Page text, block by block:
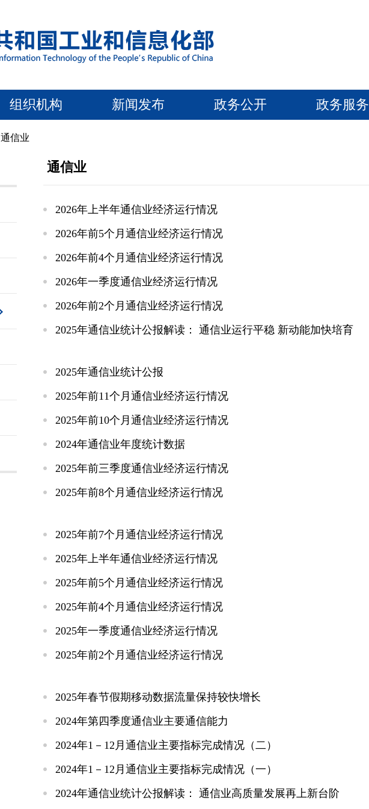
组织机构 新闻发布 政务公开 政务服务
通信业
通信业
2026年上半年通信业经济运行情况
2026年前5个月通信业经济运行情况
2026年前4个月通信业经济运行情况
2026年一季度通信业经济运行情况
2026年前2个月通信业经济运行情况
2025年通信业统计公报解读： 通信业运行平稳 新动能加快培育
2025年通信业统计公报
2025年前11个月通信业经济运行情况
2025年前10个月通信业经济运行情况
2024年通信业年度统计数据
2025年前三季度通信业经济运行情况
2025年前8个月通信业经济运行情况
2025年前7个月通信业经济运行情况
2025年上半年通信业经济运行情况
2025年前5个月通信业经济运行情况
2025年前4个月通信业经济运行情况
2025年一季度通信业经济运行情况
2025年前2个月通信业经济运行情况
2025年春节假期移动数据流量保持较快增长
2024年第四季度通信业主要通信能力
2024年1－12月通信业主要指标完成情况（二）
2024年1－12月通信业主要指标完成情况（一）
2024年通信业统计公报解读： 通信业高质量发展再上新台阶